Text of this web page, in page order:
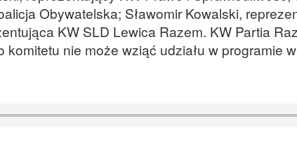
Obywatelska; Sławomir Kowalski,
KW SLD Lewica Razem. KW Partia
nie może wziąć udziału w programie